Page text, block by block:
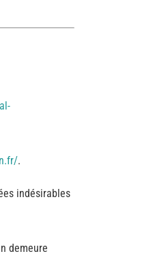
.
indésirables
demeure